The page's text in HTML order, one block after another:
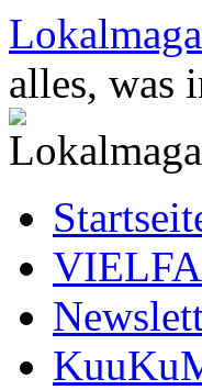
Zum
Inhalt
springen
alles, was